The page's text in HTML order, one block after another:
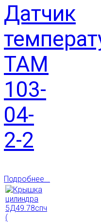
Датчик
ТАМ
103-
04-
2-2
Подробнее...